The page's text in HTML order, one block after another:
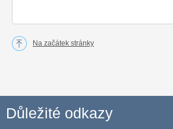
Na začátek stránky
Důležité odkazy